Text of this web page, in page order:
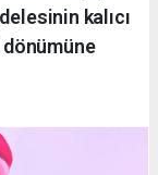
kalıcı
dönümüne